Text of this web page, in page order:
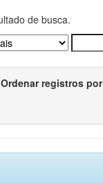
de busca.
Ordenar registros por